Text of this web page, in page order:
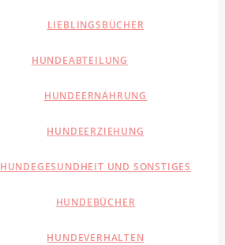
LIEBLINGSBÜCHER
HUNDEABTEILUNG
HUNDEERNÄHRUNG
HUNDEERZIEHUNG
HUNDEGESUNDHEIT UND SONSTIGES
HUNDEBÜCHER
HUNDEVERHALTEN